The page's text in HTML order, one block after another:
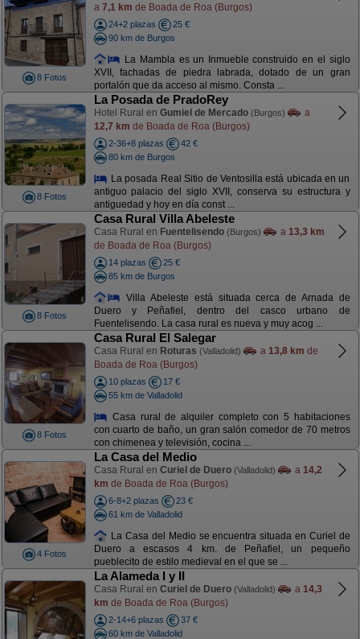
8 Fotos
a 7,1 km de Boada de Roa (Burgos)
24+2 plazas
25 €
90 km de Burgos
La Mambla es un Inmueble construido en el siglo
XVII, fachadas de piedra labrada, dotado de un gran
portalón que da acceso al mismo. Consta ...
8 Fotos
La Posada de PradoRey
Hotel Rural en Gumiel de Mercado (Burgos)
a
12,7 km de Boada de Roa (Burgos)
2-36+8 plazas
42 €
80 km de Burgos
La posada Real Sitio de Ventosilla está ubicada en un
antiguo palacio del siglo XVII, conserva su estructura y
antiguedad y hoy en día const ...
8 Fotos
Casa Rural Villa Abeleste
Casa Rural en Fuentelisendo (Burgos) a 13,3 km
de Boada de Roa (Burgos)
14 plazas
25 €
85 km de Burgos
Villa Abeleste está situada cerca de Arnada de
Duero y Peñafiel, dentro del casco urbano de
Fuentelisendo. La casa rural es nueva y muy acog ...
8 Fotos
Casa Rural El Salegar
Casa Rural en Roturas (Valladolid) a 13,8 km de
Boada de Roa (Burgos)
10 plazas
17 €
55 km de Valladolid
Casa rural de alquiler completo con 5 habitaciones
con cuarto de baño, un gran salón comedor de 70 metros
con chimenea y televisión, cocina ...
4 Fotos
La Casa del Medio
Casa Rural en Curiel de Duero (Valladolid) a 14,2
km de Boada de Roa (Burgos)
6-8+2 plazas
23 €
61 km de Valladolid
La Casa del Medio se encuentra situada en Curiel de
Duero a escasos 4 km. de Peñafiel, un pequeño
pueblecito de estilo medieval en el que se ...
La Alameda I y II
Casa Rural en Curiel de Duero (Valladolid) a 14,3
km de Boada de Roa (Burgos)
2-14+6 plazas
37 €
60 km de Valladolid